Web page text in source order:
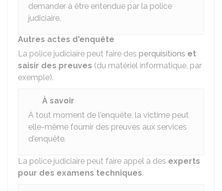
demander à être entendue par la police
judiciaire.
Autres actes d'enquête
La police judiciaire peut faire des perquisitions et
saisir des preuves (du matériel informatique, par
exemple).
À savoir
À tout moment de l'enquête, la victime peut
elle-même fournir des preuves aux services
d'enquête.
La police judiciaire peut faire appel à des experts
pour des examens techniques.